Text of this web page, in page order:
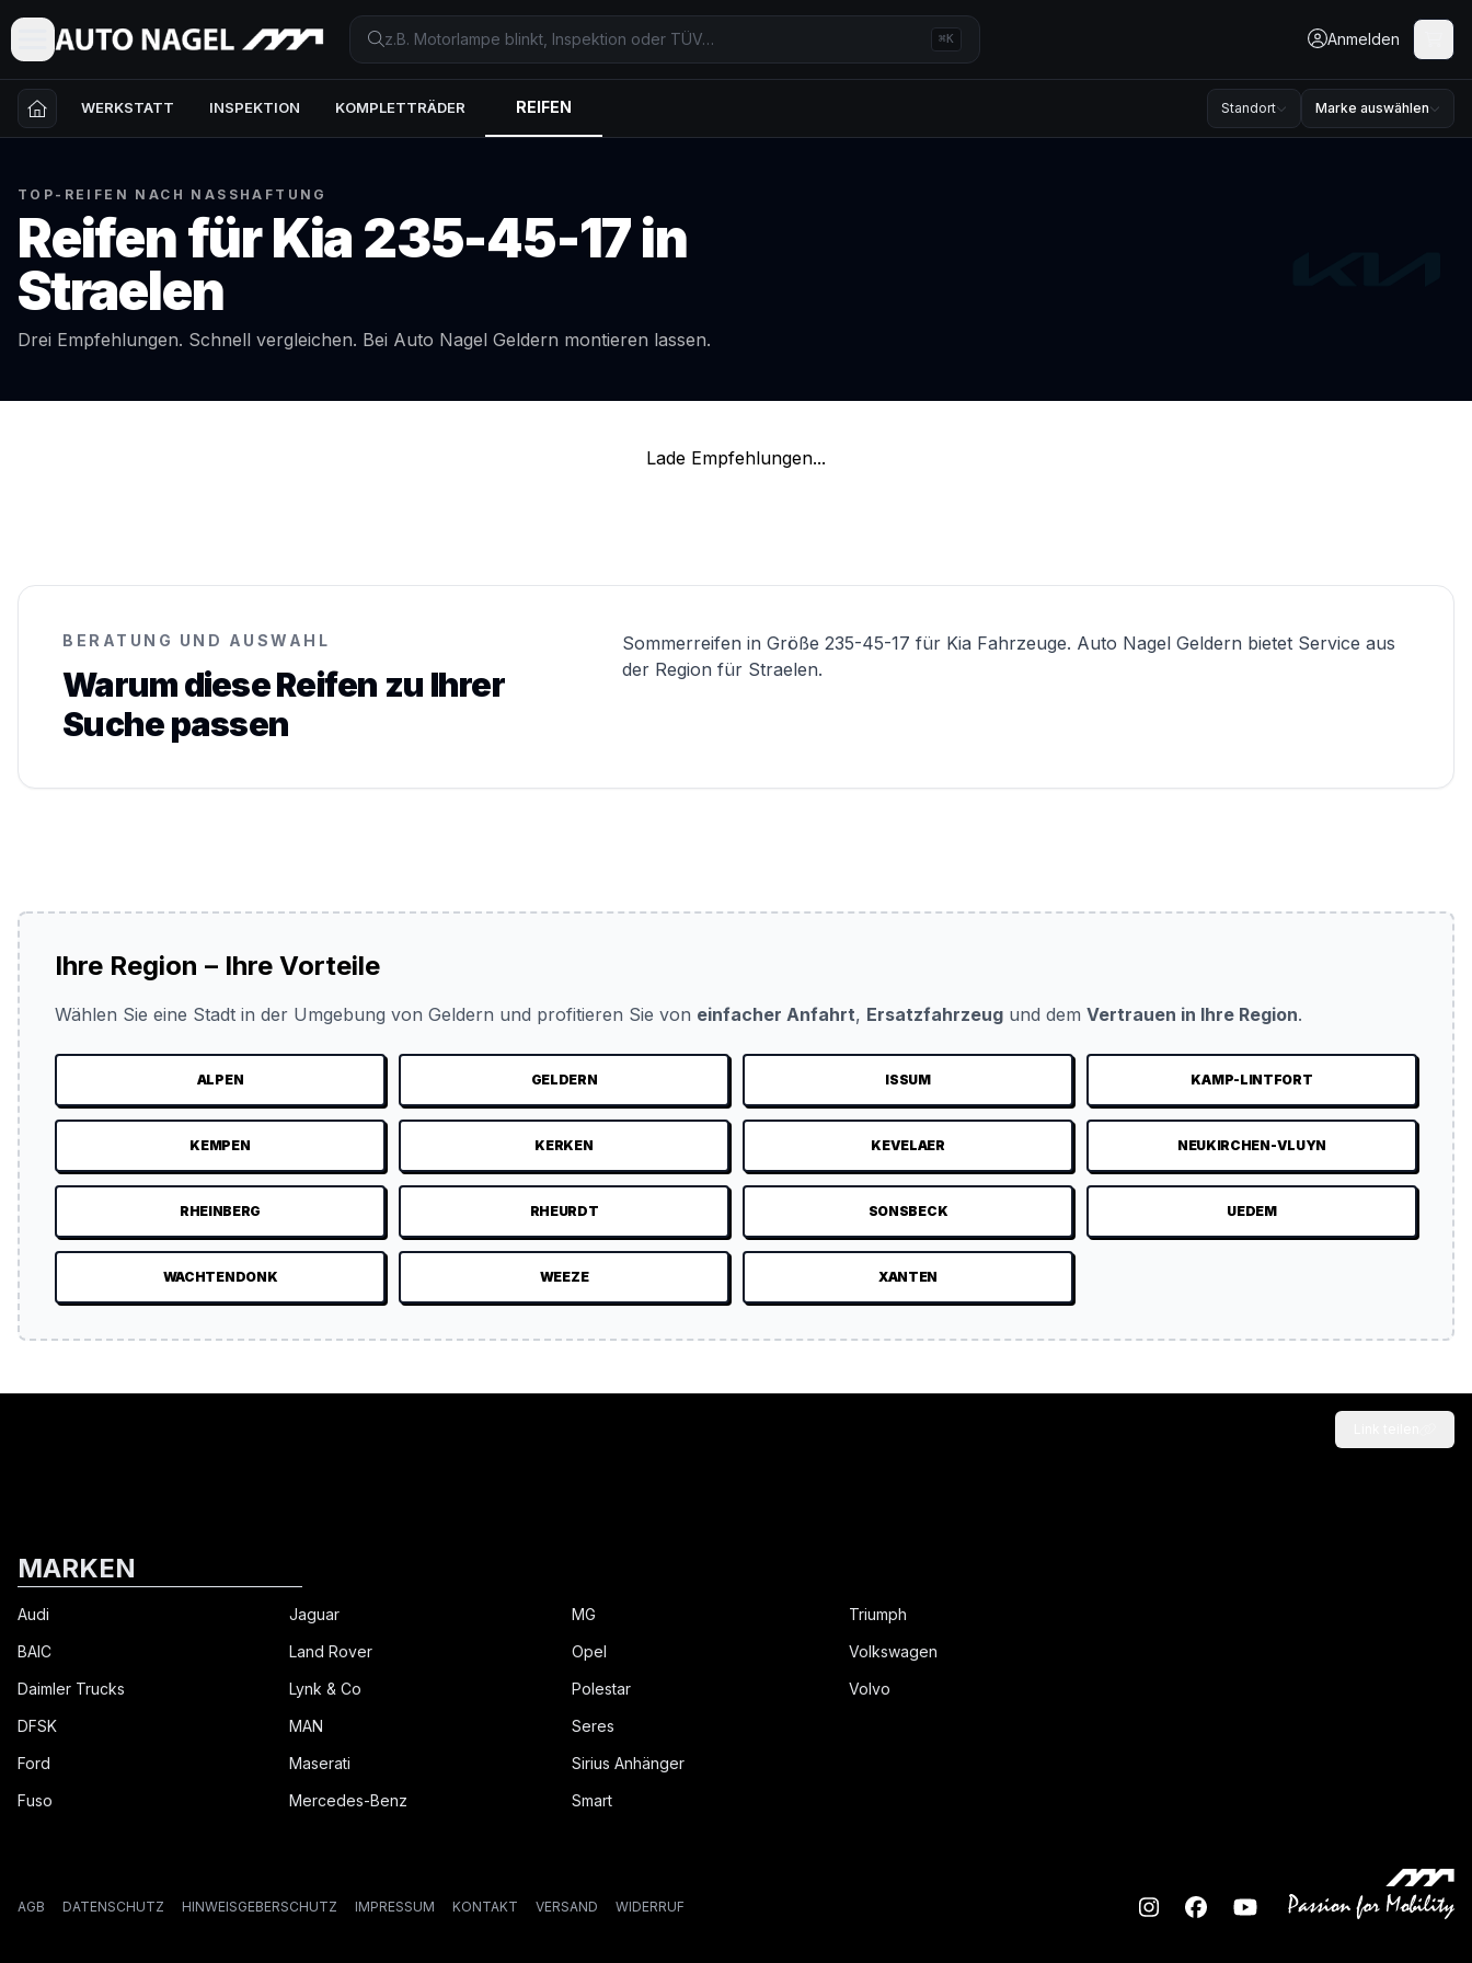
⌘K Anmelden
WERKSTATT INSPEKTION KOMPLETTRÄDER REIFEN Standort Marke auswählen
TOP-REIFEN NACH NASSHAFTUNG
Reifen fürKia 235-45-17in
Straelen
Drei Empfehlungen. Schnell vergleichen. Bei Auto Nagel Geldern montieren lassen.
Lade Empfehlungen...
BERATUNG UND AUSWAHL
Warum diese Reifen zu Ihrer
Suche passen
Sommerreifen in Größe 235-45-17 für Kia Fahrzeuge. Auto Nagel Geldern bietet Service aus
der Region für Straelen.
Ihre Region – Ihre Vorteile
Wählen Sie eine Stadt in der Umgebung von Geldern und profitieren Sie von einfacher Anfahrt, Ersatzfahrzeug und dem Vertrauen in Ihre Region.
ALPEN GELDERN ISSUM KAMP-LINTFORT
KEMPEN KERKEN KEVELAER NEUKIRCHEN-VLUYN
RHEINBERG RHEURDT SONSBECK UEDEM
WACHTENDONK WEEZE XANTEN
MARKEN
Audi
BAIC
Daimler Trucks
DFSK
Ford
Fuso
Jaguar
Land Rover
Lynk & Co
MAN
Maserati
Mercedes-Benz
MG
Opel
Polestar
Seres
Sirius Anhänger
Smart
Triumph
Volkswagen
Volvo
AGB DATENSCHUTZ HINWEISGEBERSCHUTZ IMPRESSUM KONTAKT VERSAND WIDERRUF